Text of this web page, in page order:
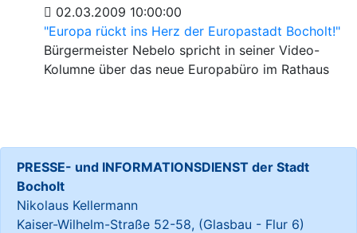
02.03.2009 10:00:00
"Europa rückt ins Herz der Europastadt Bocholt!"
Bürgermeister Nebelo spricht in seiner Video-
Kolumne über das neue Europabüro im Rathaus
PRESSE- und INFORMATIONSDIENST der Stadt
Bocholt
Nikolaus Kellermann
Kaiser-Wilhelm-Straße 52-58, (Glasbau - Flur 6)